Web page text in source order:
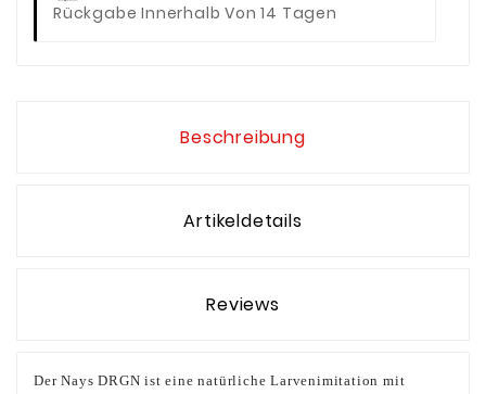
Rückgabe Innerhalb Von 14 Tagen
Beschreibung
Artikeldetails
Reviews
Der Nays DRGN ist eine natürliche Larvenimitation mit